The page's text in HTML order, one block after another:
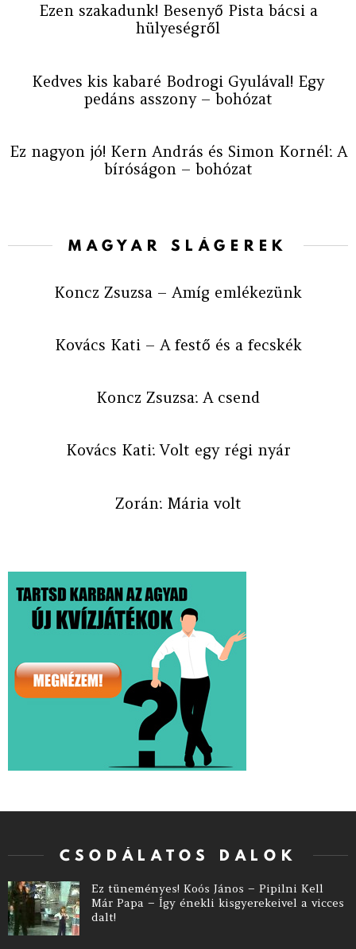
Ezen szakadunk! Besenyő Pista bácsi a
hülyeségről
Kedves kis kabaré Bodrogi Gyulával! Egy
pedáns asszony – bohózat
Ez nagyon jó! Kern András és Simon Kornél: A
bíróságon – bohózat
MAGYAR SLÁGEREK
Koncz Zsuzsa – Amíg emlékezünk
Kovács Kati – A festő és a fecskék
Koncz Zsuzsa: A csend
Kovács Kati: Volt egy régi nyár
Zorán: Mária volt
CSODÁLATOS DALOK
Ez tüneményes! Koós János – Pipilni Kell
Már Papa – Így énekli kisgyerekeivel a vicces
dalt!